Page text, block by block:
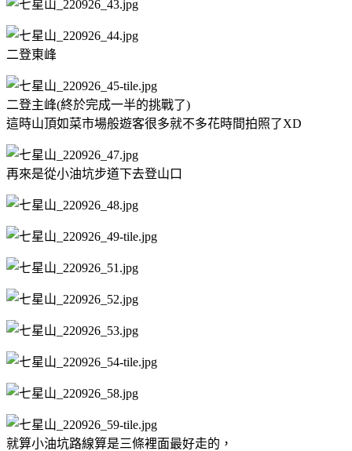
二登東峰
二登主峰(終於完成一半的挑戰了)
這時山頂如菜市場般遊客很多就不多花時間拍照了XD
再來是從小油坑步道下去登山口
就算小油坑路線算是三條裡面最好走的，